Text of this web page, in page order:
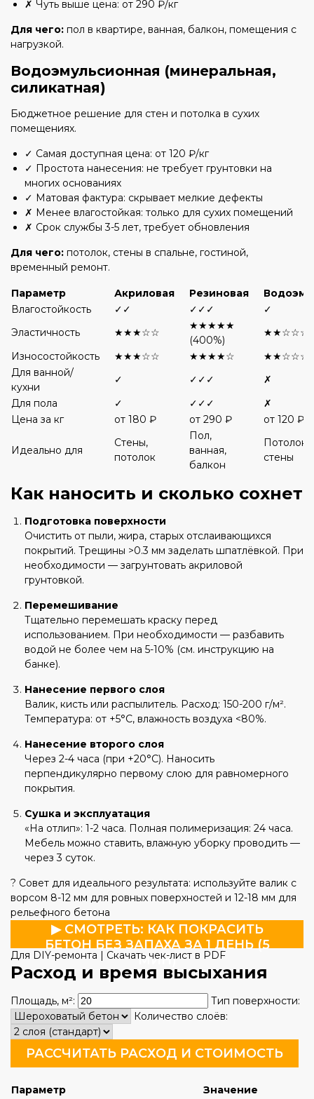
✗ Чуть выше цена: от 290 ₽/кг
Для чего: пол в квартире, ванная, балкон, помещения с
нагрузкой.
Водоэмульсионная (минеральная,
силикатная)
Бюджетное решение для стен и потолка в сухих
помещениях.
✓ Самая доступная цена: от 120 ₽/кг
✓ Простота нанесения: не требует грунтовки на
многих основаниях
✓ Матовая фактура: скрывает мелкие дефекты
✗ Менее влагостойкая: только для сухих помещений
✗ Срок службы 3-5 лет, требует обновления
Для чего: потолок, стены в спальне, гостиной,
временный ремонт.
Параметр Акриловая Резиновая
Влагостойкость
✓✓ ✓✓✓
✓
Эластичность
★★★☆☆
★★★★★
(400%)
★★☆☆☆
Износостойкость
★★★☆☆ ★★★★☆
★★☆☆☆
Для ванной/
кухни
✓ ✓✓✓
✗
Для пола
✓ ✓✓✓
✗
Цена за кг
от 180 ₽ от 290 ₽ от 120 ₽
Идеально для
Стены,
потолок
Пол,
ванная,
балкон
Потолок,
стены
Как наносить и сколько сохнет
Подготовка поверхности
Очистить от пыли, жира, старых отслаивающихся
покрытий. Трещины >0.3 мм заделать шпатлёвкой. При
необходимости — загрунтовать акриловой
грунтовкой.
Перемешивание
Тщательно перемешать краску перед
использованием. При необходимости — разбавить
водой не более чем на 5-10% (см. инструкцию на
банке).
Нанесение первого слоя
Валик, кисть или распылитель. Расход: 150-200 г/м².
Температура: от +5°C, влажность воздуха <80%.
Нанесение второго слоя
Через 2-4 часа (при +20°C). Наносить
перпендикулярно первому слою для равномерного
покрытия.
Сушка и эксплуатация
«На отлип»: 1-2 часа. Полная полимеризация: 24 часа.
Мебель можно ставить, влажную уборку проводить —
через 3 суток.
? Совет для идеального результата: используйте валик с
ворсом 8-12 мм для ровных поверхностей и 12-18 мм для
рельефного бетона
▶ СМОТРЕТЬ: КАК ПОКРАСИТЬ
БЕТОН БЕЗ ЗАПАХА ЗА 1 ДЕНЬ (5
МИН)
Для DIY-ремонта | Скачать чек-лист в PDF
Расход и время высыхания
Площадь, м²:
Тип поверхности:
Количество слоёв:
РАССЧИТАТЬ РАСХОД И СТОИМОСТЬ
Параметр
Значение